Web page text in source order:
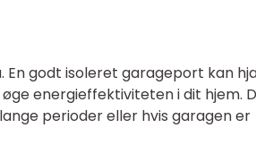
En godt isoleret garageport kan
energieffektiviteten i dit hjem.
perioder eller hvis garagen er